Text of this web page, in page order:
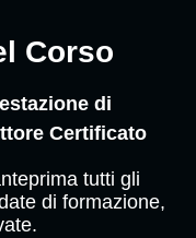
Corso
di
Certificato
tutti gli
di formazione,